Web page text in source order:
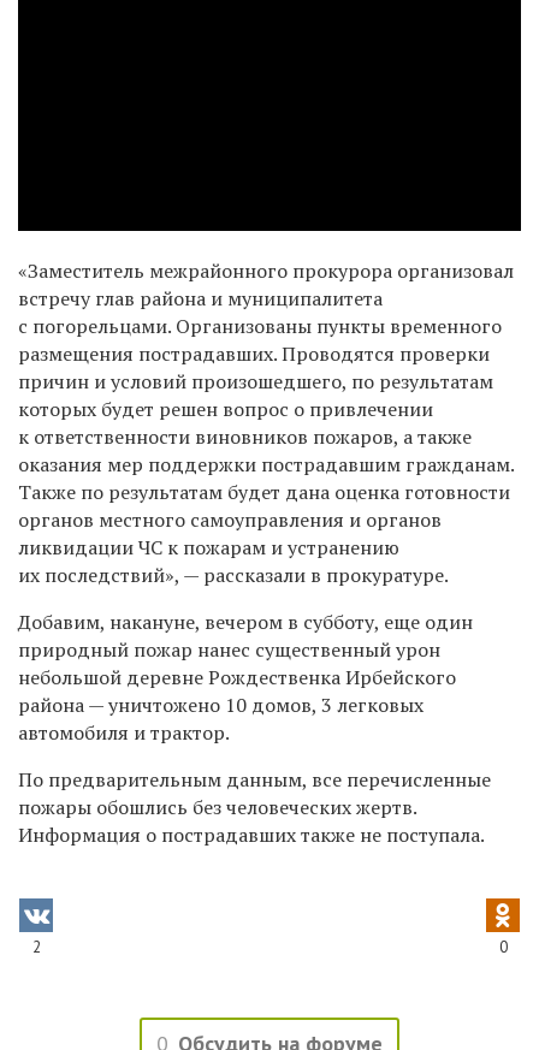
«Заместитель межрайонного прокурора организовал
встречу глав района и муниципалитета
с погорельцами. Организованы пункты временного
размещения пострадавших. Проводятся проверки
причин и условий произошедшего, по результатам
которых будет решен вопрос о привлечении
к ответственности виновников пожаров, а также
оказания мер поддержки пострадавшим гражданам.
Также по результатам будет дана оценка готовности
органов местного самоуправления и органов
ликвидации ЧС к пожарам и устранению
их последствий», — рассказали в прокуратуре.
Добавим, накануне, вечером в субботу, еще один
природный пожар нанес существенный урон
небольшой деревне Рождественка Ирбейского
района — уничтожено 10 домов, 3 легковых
автомобиля и трактор.
По предварительным данным, все перечисленные
пожары обошлись без человеческих жертв.
Информация о пострадавших также не поступала.
2 0
0 Обсудить на форуме